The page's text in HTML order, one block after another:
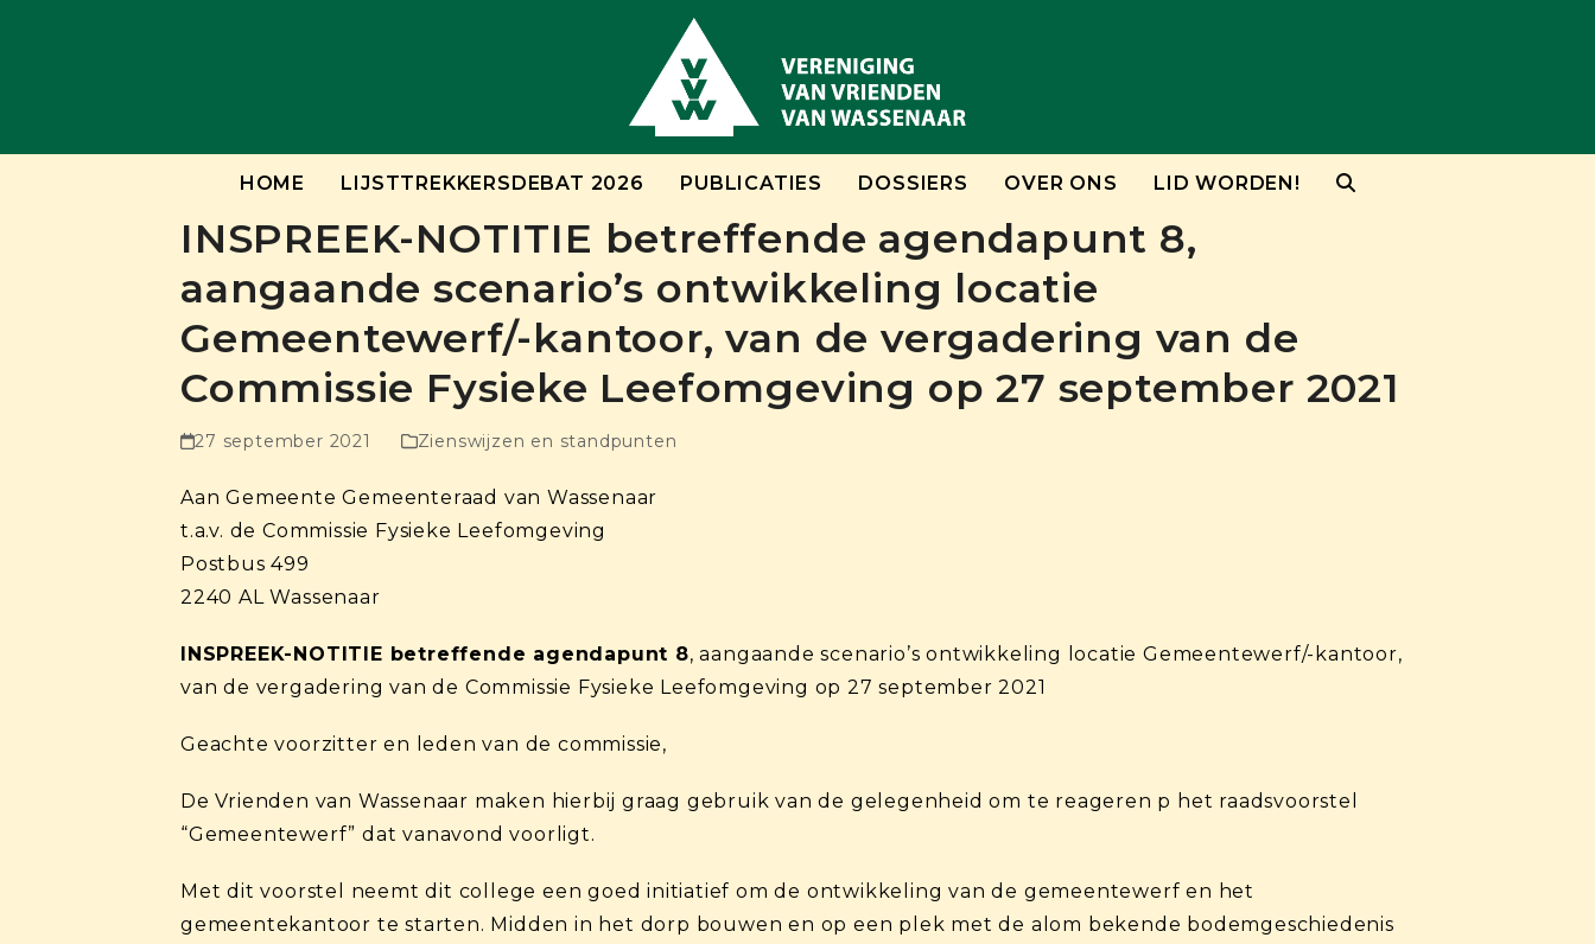
HOME LIJSTTREKKERSDEBAT 2026 PUBLICATIES DOSSIERS OVER ONS LID WORDEN!
INSPREEK-NOTITIE betreffende agendapunt 8,
aangaande scenario’s ontwikkeling locatie
Gemeentewerf/-kantoor, van de vergadering van de
Commissie Fysieke Leefomgeving op 27 september 2021
27 september 2021 Zienswijzen en standpunten
Aan Gemeente Gemeenteraad van Wassenaar
t.a.v. de Commissie Fysieke Leefomgeving
Postbus 499
2240 AL Wassenaar
INSPREEK-NOTITIE betreffende agendapunt 8, aangaande scenario’s ontwikkeling locatie Gemeentewerf/-kantoor,
van de vergadering van de Commissie Fysieke Leefomgeving op 27 september 2021
Geachte voorzitter en leden van de commissie,
De Vrienden van Wassenaar maken hierbij graag gebruik van de gelegenheid om te reageren p het raadsvoorstel
“Gemeentewerf” dat vanavond voorligt.
Met dit voorstel neemt dit college een goed initiatief om de ontwikkeling van de gemeentewerf en het
gemeentekantoor te starten. Midden in het dorp bouwen en op een plek met de alom bekende bodemgeschiedenis